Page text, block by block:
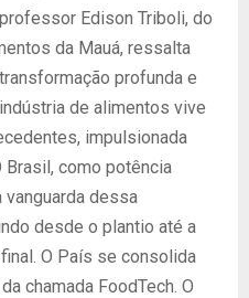
Edison Triboli, do
da Mauá, ressalta
profunda e
de alimentos vive
impulsionada
como potência
vanguarda dessa
desde o plantio até a
O País se consolida
chamada FoodTech. O